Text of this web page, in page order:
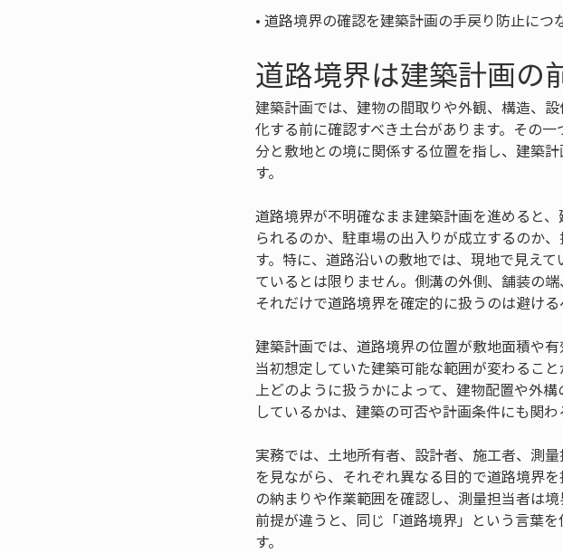
• 道路境界の確認を建築計画の手戻り防止につ
道路境界は建築計画の
建築計画では、建物の間取りや外観、構造、
化する前に確認すべき土台があります。その
分と敷地との境に関係する位置を指し、建築
す。
道路境界が不明確なまま建築計画を進めると
られるのか、駐車場の出入りが成立するのか
す。特に、道路沿いの敷地では、現地で見え
ているとは限りません。側溝の外側、舗装の
それだけで道路境界を確定的に扱うのは避ける
建築計画では、道路境界の位置が敷地面積や
当初想定していた建築可能な範囲が変わるこ
上どのように扱うかによって、建物配置や外
しているかは、建築の可否や計画条件にも関
実務では、土地所有者、設計者、施工者、測
を見ながら、それぞれ異なる目的で道路境界
の納まりや作業範囲を確認し、測量担当者は
前提が違うと、同じ「道路境界」という言葉
す。